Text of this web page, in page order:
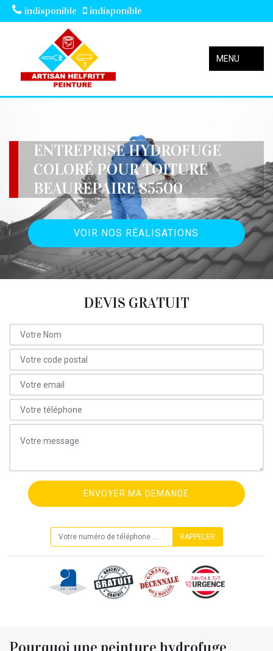
indisponible indisponible
MENU
ENTREPRISE HYDROFUGE
COLORÉ POUR TOITURE
BEAUREPAIRE 85500
VOIR NOS RÉALISATIONS
DEVIS GRATUIT
Pourquoi une peinture hydrofuge